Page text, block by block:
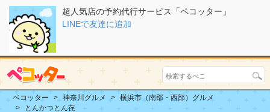
超人気店の予約代行サービス「ペコッター」
LINEで友達に追加
ペコッター 神奈川グルメ
横浜市（南部・西部）グルメ
とんかつとん㐂